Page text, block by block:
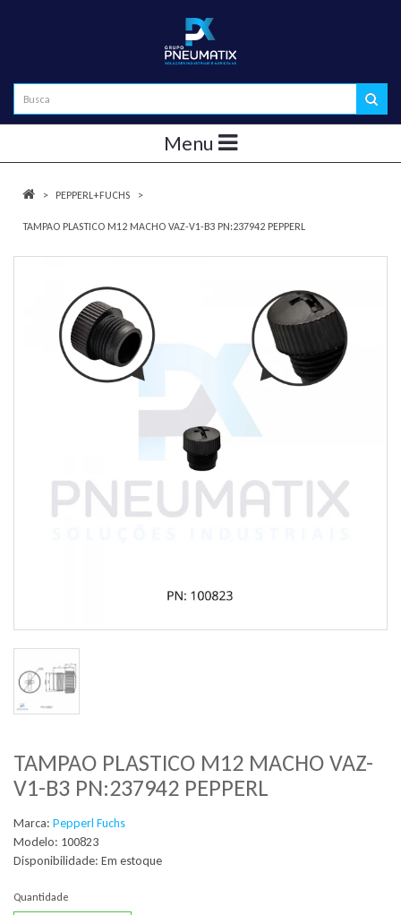
Menu
PEPPERL+FUCHS
TAMPAO PLASTICO M12 MACHO VAZ-V1-B3 PN:237942 PEPPERL
TAMPAO PLASTICO M12 MACHO VAZ-
V1-B3 PN:237942 PEPPERL
Marca: Pepperl Fuchs
Modelo: 100823
Disponibilidade: Em estoque
Quantidade